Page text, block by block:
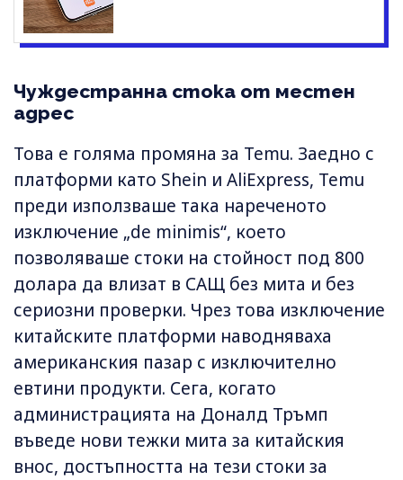
Чуждестранна стока от местен
адрес
Това е голяма промяна за Temu. Заедно с
платформи като Shein и AliExpress, Temu
преди използваше така нареченото
изключение „de minimis“, което
позволяваше стоки на стойност под 800
долара да влизат в САЩ без мита и без
сериозни проверки. Чрез това изключение
китайските платформи наводняваха
американския пазар с изключително
евтини продукти. Сега, когато
администрацията на Доналд Тръмп
въведе нови тежки мита за китайския
внос, достъпността на тези стоки за